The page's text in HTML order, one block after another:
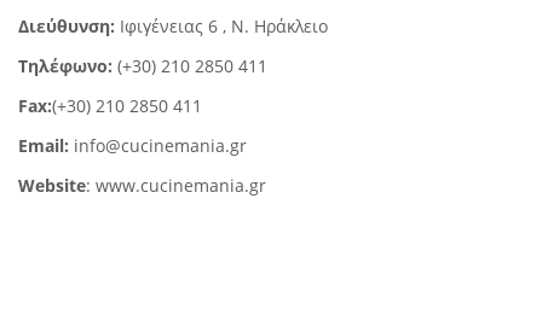
Διεύθυνση: Ιφιγένειας 6 , Ν. Ηράκλειο
Tηλέφωνο: (+30) 210 2850 411
Fax:(+30) 210 2850 411
Email: info@cucinemania.gr
Website: www.cucinemania.gr